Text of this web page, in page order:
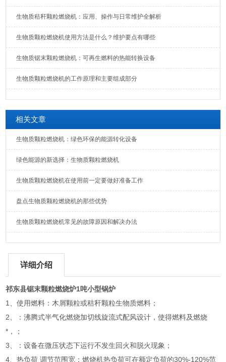
生物质秸秆颗粒燃烧机：应用、操作与日常维护全解析
生物质颗粒燃烧机使用方法是什么？维护要点有哪些
生物质锯末颗粒燃烧机：可再生燃料的热能转换设备
生物质颗粒燃烧机的工作原理和主要组成部分
相关文章
生物质颗粒燃烧机：绿色环保的能源转化设备
绿色能源的新选择：生物质颗粒燃烧机
生物质颗粒燃烧机在使用前一定要做好准备工作
盘点生物质颗粒燃烧机的那些优势
生物质颗粒燃烧机常见的故障原因和解决办法
详细介绍
祁东县锯末颗粒燃烧炉1吨小型锅炉
1、使用燃料：木屑颗粒或秸秆颗粒生物质燃料；
2、：沸腾式半气化燃烧加切线旋流式配风设计，使得燃料及燃烧
*，；
3、：设备在微压状态下运行不发生回火和脱火现象；
4、热负荷 调节范围宽：燃烧机热负荷可在额定负荷的30%-120%范